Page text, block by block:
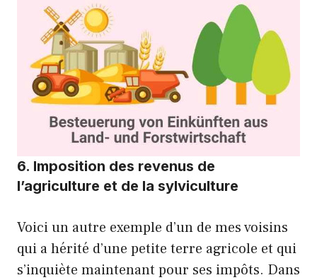
6. Imposition des revenus de
l’agriculture et de la sylviculture
Voici un autre exemple d’un de mes voisins
qui a hérité d’une petite terre agricole et qui
s’inquiète maintenant pour ses impôts. Dans